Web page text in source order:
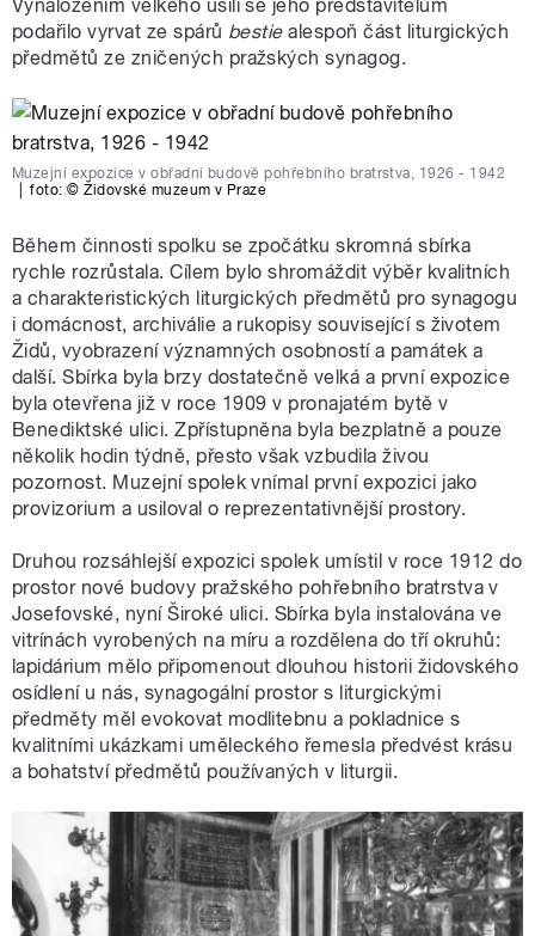
Vynaložením velkého úsilí se jeho představitelům
podařilo vyrvat ze spárů bestiealespoň část liturgických
předmětů ze zničených pražských synagog.
Muzejní expozice v obřadní budově pohřebního bratrstva, 1926 - 1942
foto:© Židovské muzeum v Praze
Během činnosti spolku se zpočátku skromná sbírka
rychle rozrůstala. Cílem bylo shromáždit výběr kvalitních
a charakteristických liturgických předmětů pro synagogu
i domácnost, archiválie a rukopisy související s životem
Židů, vyobrazení významných osobností a památek a
další. Sbírka byla brzy dostatečně velká a první expozice
byla otevřena již v roce 1909 v pronajatém bytě v
Benediktské ulici. Zpřístupněna byla bezplatně a pouze
několik hodin týdně, přesto však vzbudila živou
pozornost. Muzejní spolek vnímal první expozici jako
provizorium a usiloval o reprezentativnější prostory.
Druhou rozsáhlejší expozici spolek umístil v roce 1912 do
prostor nové budovy pražského pohřebního bratrstva v
Josefovské, nyní Široké ulici. Sbírka byla instalována ve
vitrínách vyrobených na míru a rozdělena do tří okruhů:
lapidárium mělo připomenout dlouhou historii židovského
osídlení u nás, synagogální prostor s liturgickými
předměty měl evokovat modlitebnu a pokladnice s
kvalitními ukázkami uměleckého řemesla předvést krásu
a bohatství předmětů používaných v liturgii.